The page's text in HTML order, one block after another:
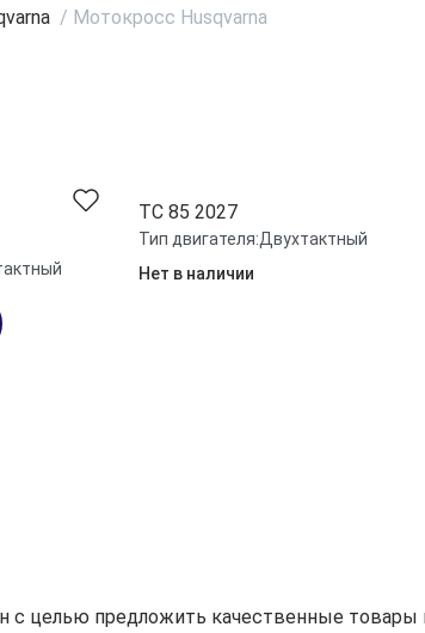
/ Мотокросс Husqvarna
TC 85 2027
Тип двигателя:Двухтактный
Нет в наличии
с целью предложить качественные